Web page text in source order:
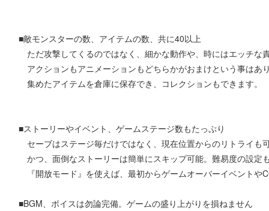
■敵モンスターの数、アイテムの数、共に40以上
ただ攻撃してくるのではなく、細かな動作や、時にはエッチな
アクションもアニメーションもどちらかがおまけという事はあ
集めたアイテムを倉庫に保存でき、コレクションもできます。
■ストーリーやイベント、ゲームステージ数もたっぷり
セーブはステージ毎だけではなく、現在位置からのリトライも
かつ、面倒なストーリーは簡単にスキップ可能。難易度の設定
『開放モード』を使えば、最初からゲームオーバーイベントや
■BGM、ボイスは勿論完備。ゲームの盛り上がりを損ねません